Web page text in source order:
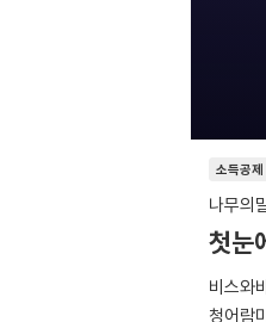
소득공제
나무의
첫눈
비스와
청어람